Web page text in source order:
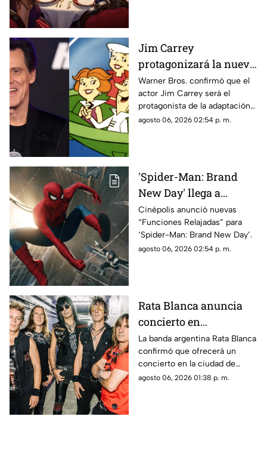
Jim Carrey
protagonizará la nueva
película live-action de
'Los Supersónicos'
Warner Bros. confirmó que el
actor Jim Carrey será el
protagonista de la adaptación
en acción real de “Los
agosto 06, 2026 02:54 p. m.
'Spider-Man: Brand
New Day' llega a
Chihuahua con
funciones adaptadas
para personas
neurodivergentes
Cinépolis anunció nuevas
“Funciones Relajadas” para
‘Spider-Man: Brand New Day’.
agosto 06, 2026 02:54 p. m.
Rata Blanca anuncia
concierto en
Chihuahua capital:
confirman fecha
La banda argentina Rata Blanca
confirmó que ofrecerá un
concierto en la ciudad de
Chihuahua como parte de su
agosto 06, 2026 01:38 p. m.